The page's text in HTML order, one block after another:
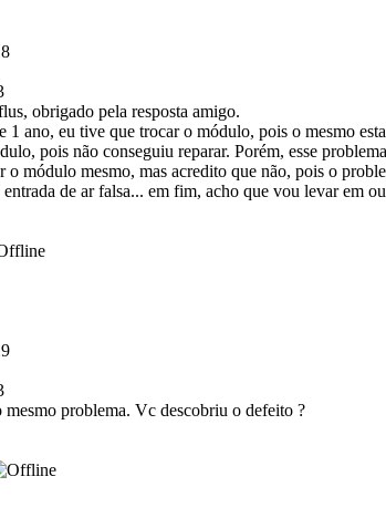
obrigado pela resposta amigo.
1 ano, eu tive que trocar o módulo, pois o mesmo
pois não conseguiu reparar. Porém, esse
o módulo mesmo, mas acredito que não, pois o
de ar falsa... em fim, acho que vou levar em
mesmo problema. Vc descobriu o defeito ?